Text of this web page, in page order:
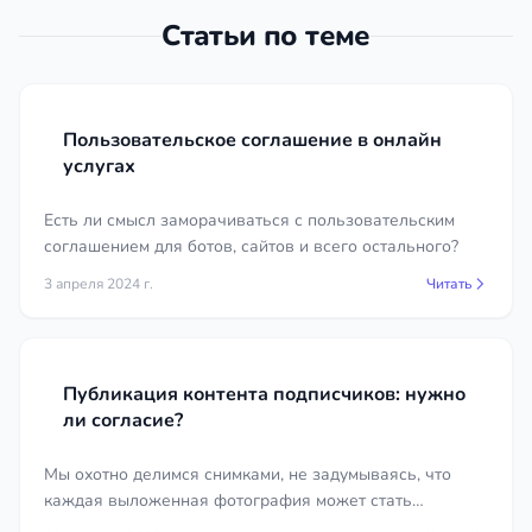
сведения о фактическом использовании
объекта и дату его появления;
при работе с данными — описание
персональных данных.
Сколько стоят услуги в регионе
интеллектуальной собственности зависит от
сложности и объёма задачи — одно дело
совсем другое — выстроить полную систему
правовой защиты цифрового продукта с
Статьи по теме
Пользовательское соглашение в онлайн
услугах
Есть ли смысл заморачиваться с пользовательским
соглашением для ботов, сайтов и всего остального?
3 апреля 2024 г. Читать
Публикация контента подписчиков: нужно
ли согласие?
Мы охотно делимся снимками, не задумываясь, что
каждая выложенная фотография может стать
предметом спора. Где проходит грань между